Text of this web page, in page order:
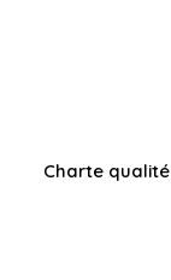
Charte qualité